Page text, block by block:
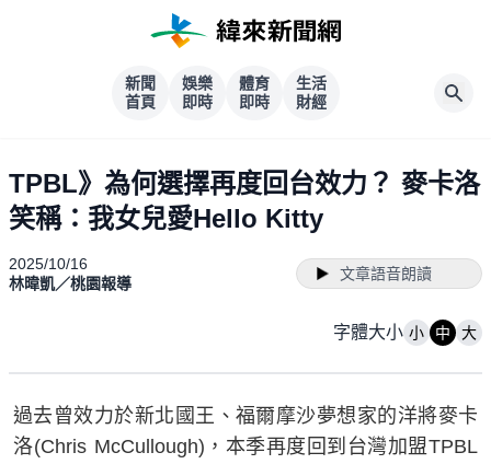
新聞
首頁
娛樂
即時
體育
即時
生活
財經
TPBL》為何選擇再度回台效力？ 麥卡洛
笑稱：我女兒愛Hello Kitty
2025/10/16
林暐凱／桃園報導
文章語音朗讀
字體大小 小 中 大
過去曾效力於新北國王、福爾摩沙夢想家的洋將麥卡
洛(Chris McCullough)，本季再度回到台灣加盟TPBL